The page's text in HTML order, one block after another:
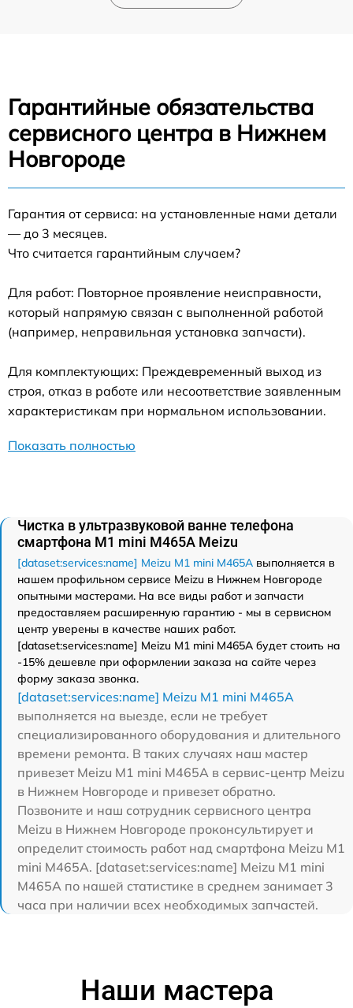
Гарантийные обязательства
сервисного центра в Нижнем
Новгороде
Гарантия от сервиса: на установленные нами детали
— до 3 месяцев.
Что считается гарантийным случаем?
Для работ: Повторное проявление неисправности,
который напрямую связан с выполненной работой
(например, неправильная установка запчасти).
Для комплектующих: Преждевременный выход из
строя, отказ в работе или несоответствие заявленным
характеристикам при нормальном использовании.
Показать полностью
Чистка в ультразвуковой ванне телефона
смартфона M1 mini M465A Meizu
[dataset:services:name] Meizu M1 mini M465A выполняется в
нашем профильном сервисе Meizu в Нижнем Новгороде
опытными мастерами. На все виды работ и запчасти
предоставляем расширенную гарантию - мы в сервисном
центр уверены в качестве наших работ.
[dataset:services:name] Meizu M1 mini M465A будет стоить на
-15% дешевле при оформлении заказа на сайте через
форму заказа звонка.
[dataset:services:name] Meizu M1 mini M465A
выполняется на выезде, если не требует
специализированного оборудования и длительного
времени ремонта. В таких случаях наш мастер
привезет Meizu M1 mini M465A в сервис-центр Meizu
в Нижнем Новгороде и привезет обратно.
Позвоните и наш сотрудник сервисного центра
Meizu в Нижнем Новгороде проконсультирует и
определит стоимость работ над смартфона Meizu M1
mini M465A. [dataset:services:name] Meizu M1 mini
M465A по нашей статистике в среднем занимает 3
часа при наличии всех необходимых запчастей.
Наши мастера